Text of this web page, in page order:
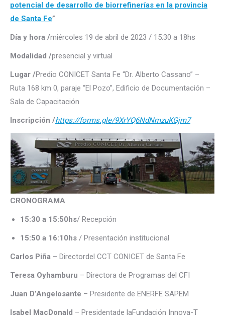
potencial de desarrollo de biorrefinerías en la provincia
de Santa Fe”
Día y hora /miércoles 19 de abril de 2023 / 15:30 a 18hs
Modalidad /presencial y virtual
Lugar /Predio CONICET Santa Fe “Dr. Alberto Cassano” –
Ruta 168 km 0, paraje “El Pozo”, Edificio de Documentación –
Sala de Capacitación
Inscripción /https://forms.gle/9XrYQ6NdNmzuKGjm7
CRONOGRAMA
15:30 a 15:50hs/ Recepción
15:50 a 16:10hs / Presentación institucional
Carlos Piña – Directordel CCT CONICET de Santa Fe
Teresa Oyhamburu – Directora de Programas del CFI
Juan D’Angelosante – Presidente de ENERFE SAPEM
Isabel MacDonald – Presidentade laFundación Innova-T